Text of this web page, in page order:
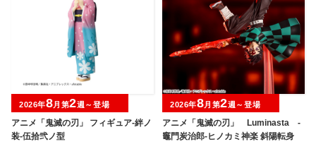
アニメ「鬼滅の刃」 フィギュア-絆ノ
装-伍拾弐ノ型
2026年8月第2週～登場
アニメ「鬼滅の刃」 Luminasta ‐
竈門炭治郎‐ヒノカミ神楽 斜陽転身
2026年8月第2週～登場